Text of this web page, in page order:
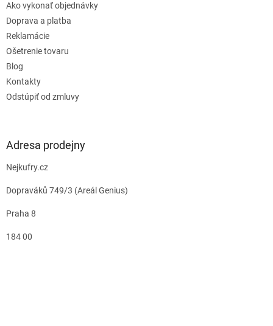
Ako vykonať objednávky
Doprava a platba
Reklamácie
Ošetrenie tovaru
Blog
Kontakty
Odstúpiť od zmluvy
Adresa prodejny
Nejkufry.cz
Dopraváků 749/3 (Areál Genius)
Praha 8
184 00